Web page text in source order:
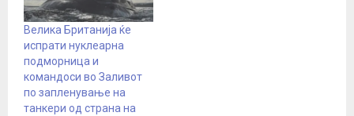
Велика Британија ќе
испрати нуклеарна
подморница и
командоси во Заливот
по запленување на
танкери од страна на